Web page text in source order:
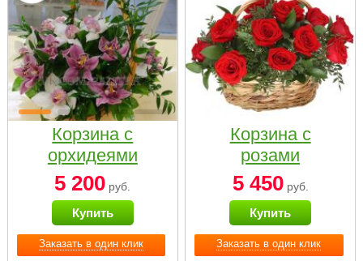
Заказать в один клик
Корзина с
орхидеями
малая
5 200 руб.
Купить
Заказать в один клик
Корзина с
розами
«Красный
Париж»
5 450руб.
Купить